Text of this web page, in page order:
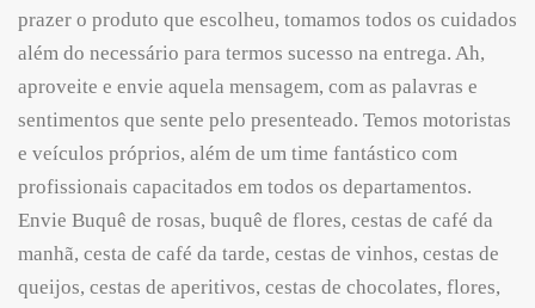
prazer o produto que escolheu, tomamos todos os cuidados
além do necessário para termos sucesso na entrega. Ah,
aproveite e envie aquela mensagem, com as palavras e
sentimentos que sente pelo presenteado. Temos motoristas
e veículos próprios, além de um time fantástico com
profissionais capacitados em todos os departamentos.
Envie Buquê de rosas, buquê de flores, cestas de café da
manhã, cesta de café da tarde, cestas de vinhos, cestas de
queijos, cestas de aperitivos, cestas de chocolates, flores,